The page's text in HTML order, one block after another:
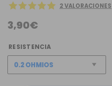
2 VALORACIONES
3,90€
RESISTENCIA